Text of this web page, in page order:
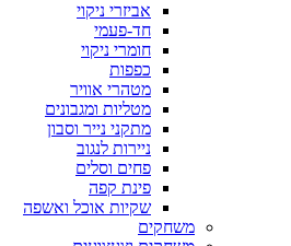
אביזרי ניקוי
חד-פעמי
חומרי ניקוי
כפפות
מטהרי אוויר
מטליות ומגבונים
מתקני נייר וסבון
ניירות לנגוב
פחים וסלים
פינת קפה
שקיות אוכל ואשפה
משחקים